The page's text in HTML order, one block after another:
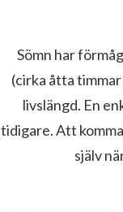
Sömn har
(cirka åtta
livslängd. En
tidigare. Att
själv